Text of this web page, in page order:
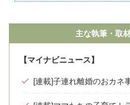
主な執筆・取
【マイナビニュース】
[連載]子連れ離婚のおカネ